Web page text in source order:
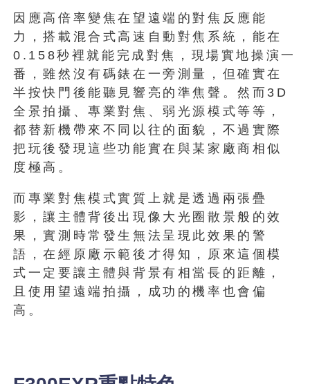
因應高倍率變焦在望遠端的對焦反應能
力，搭載混合式高速自動對焦系統，能在
0.158秒裡就能完成對焦，現場實地操演一
番，雖然沒有碼錶在一旁測量，但確實在
半按快門後能聽見響亮的準焦聲。然而3D
全景拍攝、專業對焦、弱光源模式等等，
都替新機帶來不同以往的面貌，不過實際
把玩後發現這些功能實在與某家廠商相似
度極高。
而專業對焦模式實質上就是透過兩張疊
影，讓主體背後出現像大光圈散景般的效
果，實測時常發生無法呈現此效果的警
語，在經原廠示範後才得知，原來這個模
式一定要讓主體與背景有相當長的距離，
且使用望遠端拍攝，成功的機率也會偏
高。